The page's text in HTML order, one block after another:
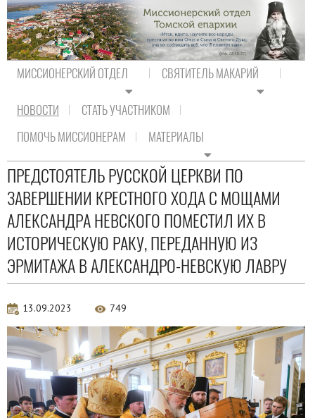
МИССИОНЕРСКИЙ ОТДЕЛ СВЯТИТЕЛЬ МАКАРИЙ
НОВОСТИ
СТАТЬ УЧАСТНИКОМ
ПОМОЧЬ МИССИОНЕРАМ
МАТЕРИАЛЫ
Новости Православия
ПРЕДСТОЯТЕЛЬ РУССКОЙ ЦЕРКВИ ПО
ЗАВЕРШЕНИИ КРЕСТНОГО ХОДА С МОЩАМИ
АЛЕКСАНДРА НЕВСКОГО ПОМЕСТИЛ ИХ В
ИСТОРИЧЕСКУЮ РАКУ, ПЕРЕДАННУЮ ИЗ
ЭРМИТАЖА В АЛЕКСАНДРО-НЕВСКУЮ ЛАВРУ
13.09.2023 749